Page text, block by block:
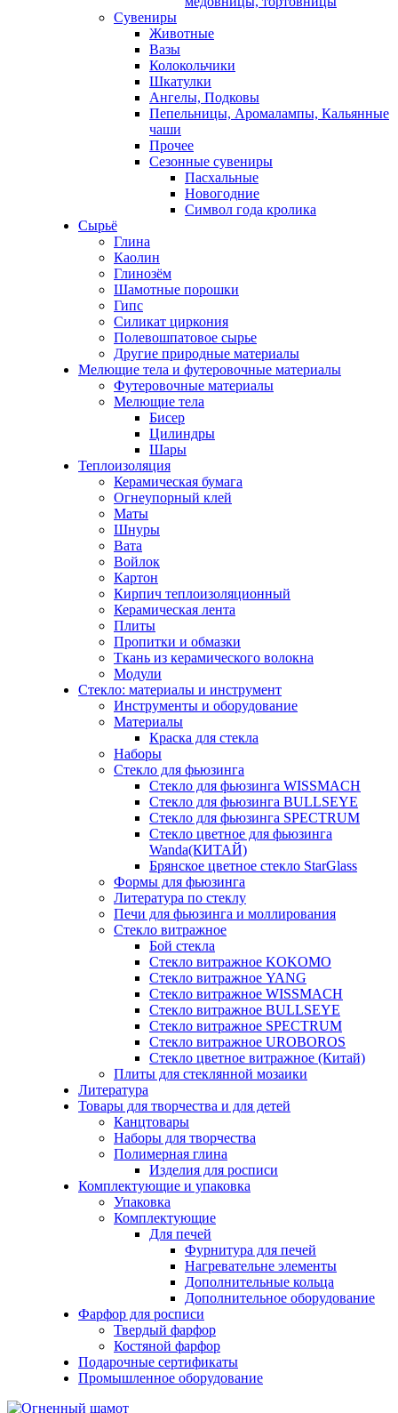
Сувениры
Животные
Вазы
Колокольчики
Шкатулки
Ангелы, Подковы
Пепельницы, Аромалампы, Кальянные
чаши
Прочее
Сезонные сувениры
Пасхальные
Новогодние
Символ года кролика
Сырьё
Глина
Каолин
Глинозём
Шамотные порошки
Гипс
Силикат циркония
Полевошпатовое сырье
Другие природные материалы
Мелющие тела и футеровочные материалы
Футеровочные материалы
Мелющие тела
Бисер
Цилиндры
Шары
Теплоизоляция
Керамическая бумага
Огнеупорный клей
Маты
Шнуры
Вата
Войлок
Картон
Кирпич теплоизоляционный
Керамическая лента
Плиты
Пропитки и обмазки
Ткань из керамического волокна
Модули
Стекло: материалы и инструмент
Инструменты и оборудование
Материалы
Краска для стекла
Наборы
Стекло для фьюзинга
Стекло для фьюзинга WISSMACH
Стекло для фьюзинга BULLSEYE
Стекло для фьюзинга SPECTRUM
Стекло цветное для фьюзинга
Wanda(КИТАЙ)
Брянское цветное стекло StarGlass
Формы для фьюзинга
Литература по стеклу
Печи для фьюзинга и моллирования
Стекло витражное
Бой стекла
Стекло витражное KOKOMO
Стекло витражное YANG
Стекло витражное WISSMACH
Стекло витражное BULLSEYE
Стекло витражное SPECTRUM
Стекло витражное UROBOROS
Стекло цветное витражное (Китай)
Плиты для стеклянной мозаики
Литература
Товары для творчества и для детей
Канцтовары
Наборы для творчества
Полимерная глина
Изделия для росписи
Комплектующие и упаковка
Упаковка
Комплектующие
Для печей
Фурнитура для печей
Нагревательне элементы
Дополнительные кольца
Дополнительное оборудование
Фарфор для росписи
Твердый фарфор
Костяной фарфор
Подарочные сертификаты
Промышленное оборудование